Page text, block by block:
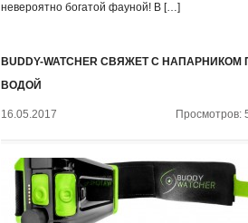
невероятно богатой фауной! В […]
BUDDY-WATCHER СВЯЖЕТ С НАПАРНИКОМ
ВОДОЙ
16.05.2017 Просмотров: